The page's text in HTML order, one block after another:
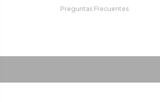
Preguntas Frecuentes